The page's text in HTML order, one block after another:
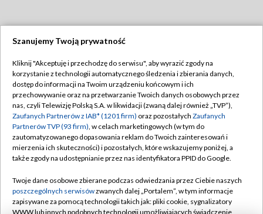
TVP
Abonament TVP
Emisja w TVP
Centrum informacji TVP
Naziemna Telewizja Cyfrowa
Rada Programowa
System NOS
Regulamin TVP
Polityka prywatności
Moje zgody
Pomoc
Kontakt
Szanujemy Twoją prywatność
Kliknij "Akceptuję i przechodzę do serwisu", aby wyrazić zgody na
korzystanie z technologii automatycznego śledzenia i zbierania danych,
dostęp do informacji na Twoim urządzeniu końcowym i ich
przechowywanie oraz na przetwarzanie Twoich danych osobowych przez
nas, czyli Telewizję Polską S.A. w likwidacji (zwaną dalej również „TVP”),
Zaufanych Partnerów z IAB* (1201 firm) oraz pozostałych Zaufanych
Partnerów TVP (93 firm), w celach marketingowych (w tym do
zautomatyzowanego dopasowania reklam do Twoich zainteresowań i
mierzenia ich skuteczności) i pozostałych, które wskazujemy poniżej, a
także zgody na udostępnianie przez nas identyfikatora PPID do Google.
Twoje dane osobowe zbierane podczas odwiedzania przez Ciebie naszych
poszczególnych serwisówzwanych dalej „Portalem”, w tym informacje
zapisywane za pomocą technologii takich jak: pliki cookie, sygnalizatory
WWW lub innych podobnych technologii umożliwiających świadczenie